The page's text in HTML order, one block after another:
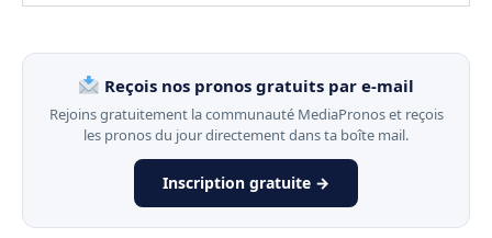
Reçois nos pronos gratuits par e-mail
Rejoins gratuitement la communauté MediaPronos et reçois
les pronos du jour directement dans ta boîte mail.
Inscription gratuite →